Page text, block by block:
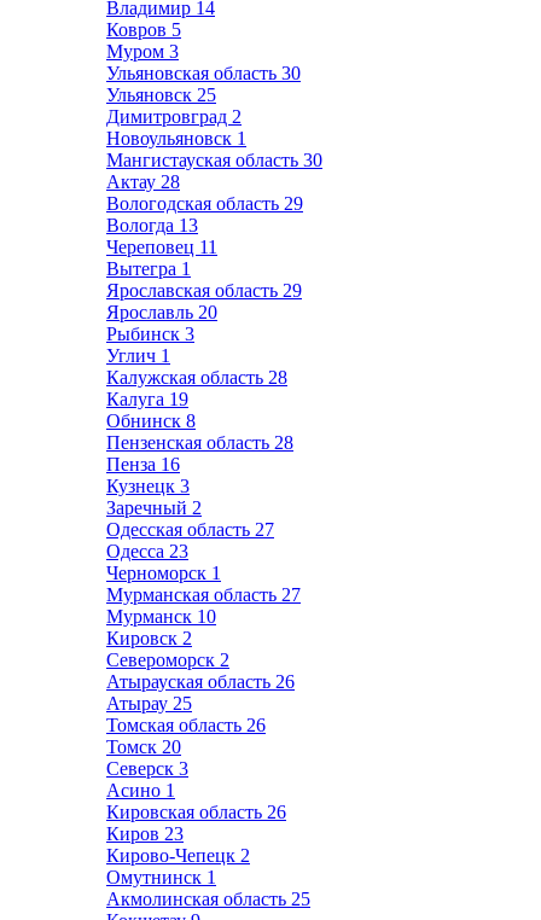
Владимир 14
Ковров 5
Муром 3
Ульяновская область 30
Ульяновск 25
Димитровград 2
Новоульяновск 1
Мангистауская область 30
Актау 28
Вологодская область 29
Вологда 13
Череповец 11
Вытегра 1
Ярославская область 29
Ярославль 20
Рыбинск 3
Углич 1
Калужская область 28
Калуга 19
Обнинск 8
Пензенская область 28
Пенза 16
Кузнецк 3
Заречный 2
Одесская область 27
Одесса 23
Черноморск 1
Мурманская область 27
Мурманск 10
Кировск 2
Североморск 2
Атырауская область 26
Атырау 25
Томская область 26
Томск 20
Северск 3
Асино 1
Кировская область 26
Киров 23
Кирово-Чепецк 2
Омутнинск 1
Акмолинская область 25